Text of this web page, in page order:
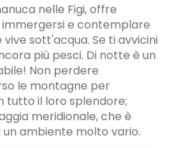
nelle Figi, offre
e contemplare
sott'acqua. Se ti avvicini
più pesci. Di notte è un
Non perdere
le montagne per
tutto il loro splendore;
meridionale, che è
un ambiente molto vario.